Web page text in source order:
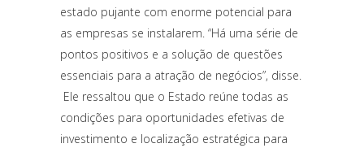
estado pujante com enorme potencial para
as empresas se instalarem. “Há uma série de
pontos positivos e a solução de questões
essenciais para a atração de negócios”, disse.
Ele ressaltou que o Estado reúne todas as
condições para oportunidades efetivas de
investimento e localização estratégica para